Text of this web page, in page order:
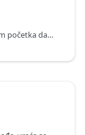
Vraća tekst navedene dužine popunjavanjem početka datog teksta.